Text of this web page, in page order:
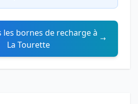
bornes de recharge à
La Tourette